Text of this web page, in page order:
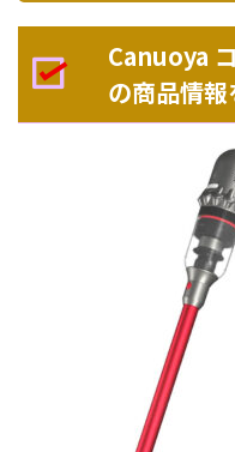
Canuoya
の商品情報